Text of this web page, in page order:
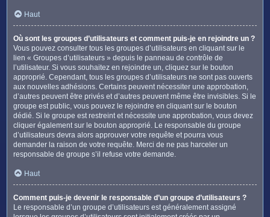
Haut
Où sont les groupes d’utilisateurs et comment puis-je en rejoindre un ?
Vous pouvez consulter tous les groupes d’utilisateurs en cliquant sur le
lien « Groupes d’utilisateurs » depuis le panneau de contrôle de
l’utilisateur. Si vous souhaitez en rejoindre un, cliquez sur le bouton
approprié. Cependant, tous les groupes d’utilisateurs ne sont pas ouverts
aux nouvelles adhésions. Certains peuvent nécessiter une approbation,
d’autres peuvent être privés et d’autres peuvent même être invisibles. Si le
groupe est public, vous pouvez le rejoindre en cliquant sur le bouton
dédié. Si le groupe est restreint et nécessite une approbation, vous devez
cliquer également sur le bouton approprié. Le responsable du groupe
d’utilisateurs devra alors approuver votre requête et pourra vous
demander la raison de votre requête. Merci de ne pas harceler un
responsable de groupe s’il refuse votre demande.
Haut
Comment puis-je devenir le responsable d’un groupe d’utilisateurs ?
Le responsable d’un groupe d’utilisateurs est généralement assigné